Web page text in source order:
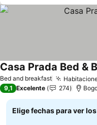
Bed and breakfast
Casa Prada Bed &
9,1 Excelente 274
Elige fechas para ver